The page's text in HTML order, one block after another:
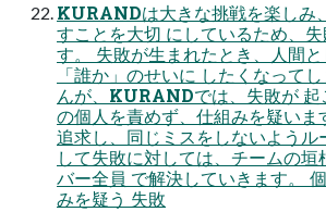
KURANDは大きな挑戦を楽しみ
すことを大切 にしているため、
す。 失敗が生まれたとき、人間
「誰か」のせいに したくなって
んが、KURANDでは、失敗が 起
の個人を責めず、仕組みを疑いま
追求し、同じミスをしないようル
して失敗に対しては、チームの垣
バー全員 で解決していきます。
みを疑う 失敗